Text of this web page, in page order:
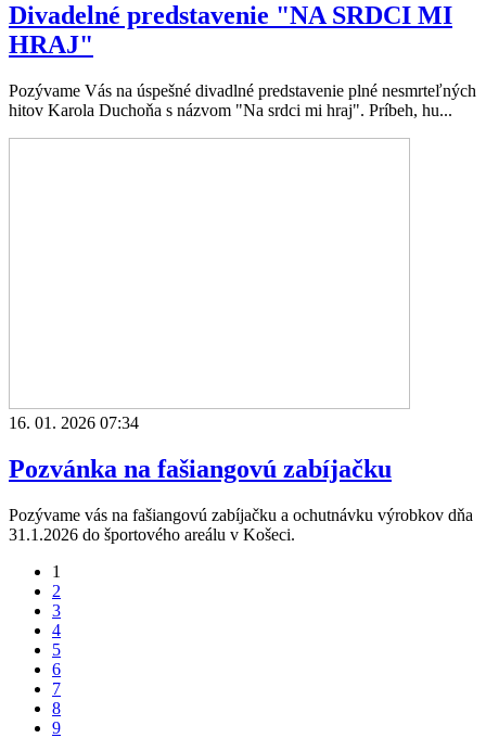
Divadelné predstavenie "NA SRDCI MI
HRAJ"
Pozývame Vás na úspešné divadlné predstavenie plné nesmrteľných
hitov Karola Duchoňa s názvom "Na srdci mi hraj". Príbeh, hu...
16. 01. 2026 07:34
Pozvánka na fašiangovú zabíjačku
Pozývame vás na fašiangovú zabíjačku a ochutnávku výrobkov dňa
31.1.2026 do športového areálu v Košeci.
1
2
3
4
5
6
7
8
9